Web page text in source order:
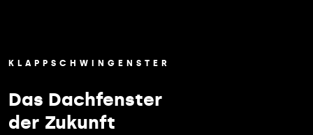
KLAPPSCHWINGENSTER
Das Dachfenster
der Zukunft